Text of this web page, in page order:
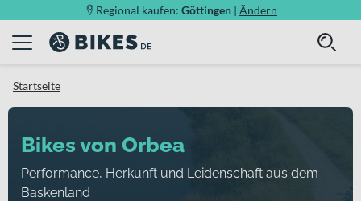
Regional kaufen: Göttingen | Ändern
Startseite
Bikes von Orbea
Performance, Herkunft und Leidenschaft aus dem
Baskenland